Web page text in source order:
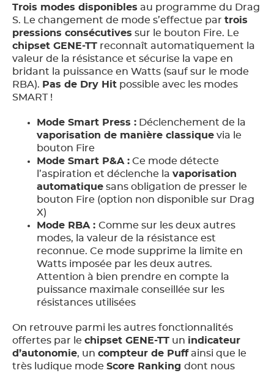
Trois modes disponibles au programme du Drag
S. Le changement de mode s’effectue par trois
pressions consécutives sur le bouton Fire. Le
chipset GENE-TT reconnaît automatiquement la
valeur de la résistance et sécurise la vape en
bridant la puissance en Watts (sauf sur le mode
RBA). Pas de Dry Hit possible avec les modes
SMART !
Mode Smart Press : Déclenchement de la
vaporisation de manière classique via le
bouton Fire
Mode Smart P&A : Ce mode détecte
l’aspiration et déclenche la vaporisation
automatique sans obligation de presser le
bouton Fire (option non disponible sur Drag
X)
Mode RBA : Comme sur les deux autres
modes, la valeur de la résistance est
reconnue. Ce mode supprime la limite en
Watts imposée par les deux autres.
Attention à bien prendre en compte la
puissance maximale conseillée sur les
résistances utilisées
On retrouve parmi les autres fonctionnalités
offertes par le chipset GENE-TT un indicateur
d’autonomie, un compteur de Puffainsi que le
très ludique mode Score Ranking dont nous